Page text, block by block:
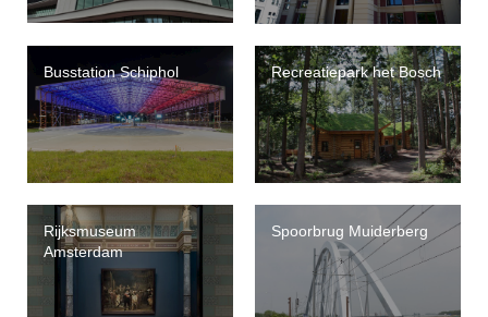
Busstation Schiphol Recreatiepark het Bosch
Rijksmuseum
Amsterdam
Spoorbrug Muiderberg